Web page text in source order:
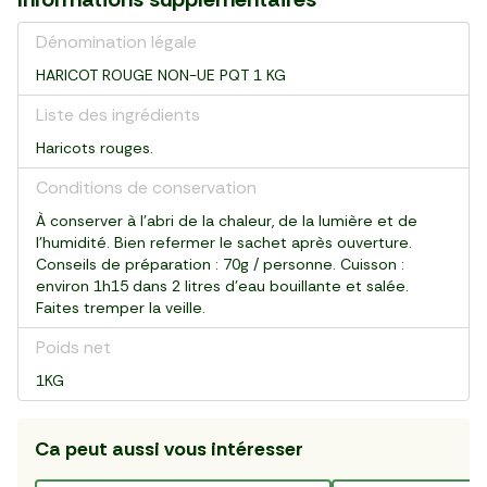
sachet (1 kg)
2 pièces (≈500g)
flacon (30 g)
pot (300 g)
pack de 3 (600 ml)
bouteille (225 ml)
filet (500 g)
conserve (420 g)
pot (200 g)
250 g (≈8 pièces)
bocal (350 g)
barquette (130 g)
bocal (140 g)
Dénomination légale
HARICOT ROUGE NON-UE PQT 1 KG
Liste des ingrédients
Haricots rouges.
Conditions de conservation
À conserver à l'abri de la chaleur, de la lumière et de
l'humidité. Bien refermer le sachet après ouverture.
Conseils de préparation : 70g / personne. Cuisson :
environ 1h15 dans 2 litres d'eau bouillante et salée.
Faites tremper la veille.
Poids net
1KG
Ca peut aussi vous intéresser